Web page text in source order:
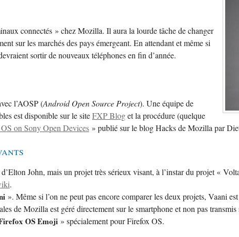
connectés » chez Mozilla. Il aura la lourde tâche de changer
sur les marchés des pays émergeant. En attendant et même si
sortir de nouveaux téléphones en fin d’année.
l’AOSP (Android Open Source Project). Une équipe de
est disponible sur le siteFXP Bloget la procédure (quelque
on Sony Open Devices » publié sur le blog Hacks de Mozilla par
John, mais un projet très sérieux visant, à l’instar du projet «
.
». Même si l’on ne peut pas encore comparer les deux projets, Vaani
de Mozilla est géré directement sur le smartphone et non pas
OS Emoji » spécialement pour Firefox OS.